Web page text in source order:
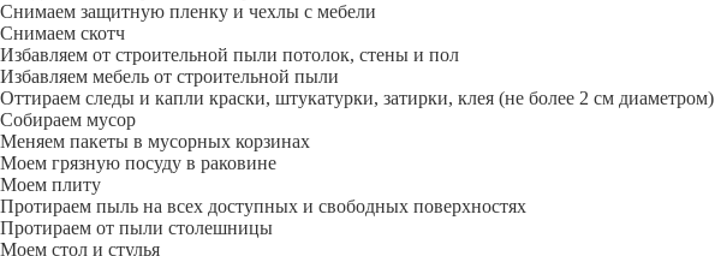
Снимаем защитную пленку и чехлы с мебели
Снимаем скотч
Избавляем от строительной пыли потолок, стены и пол
Избавляем мебель от строительной пыли
Оттираем следы и капли краски, штукатурки, затирки, клея (не более 2 см диаметром)
Собираем мусор
Меняем пакеты в мусорных корзинах
Моем грязную посуду в раковине
Моем плиту
Протираем пыль на всех доступных и свободных поверхностях
Протираем от пыли столешницы
Моем стол и стулья